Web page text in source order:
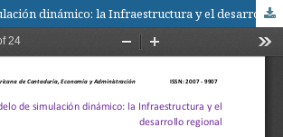
Modelo de simulación dinámico: la Infraestructura y el desarrollo regional / Dynamic simulation model: Infrastructure and regional development